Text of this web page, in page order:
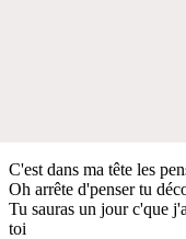
C'est dans ma tête les
Oh arrête d'penser tu
Tu sauras un jour c'que
toi